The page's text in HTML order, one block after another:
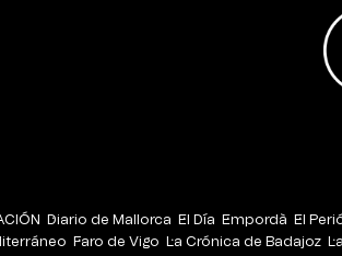
Diario de Mallorca El Día Empordà El
Faro de Vigo La Crónica de Badajoz